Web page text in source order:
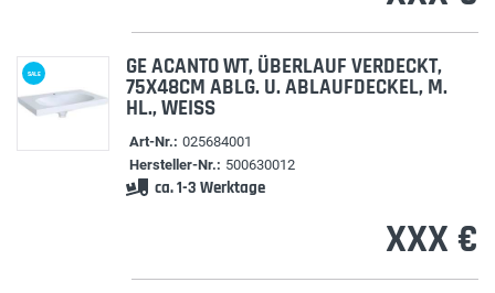
SALE GE ACANTO WT, ÜBERLAUF VERDECKT,
75X48CM ABLG. U. ABLAUFDECKEL, M.
HL., WEISS
Art-Nr.: 025684001
Hersteller-Nr.: 500630012
ca. 1-3 Werktage
XXX €